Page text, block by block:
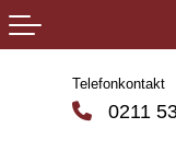
Telefonkontakt
0211